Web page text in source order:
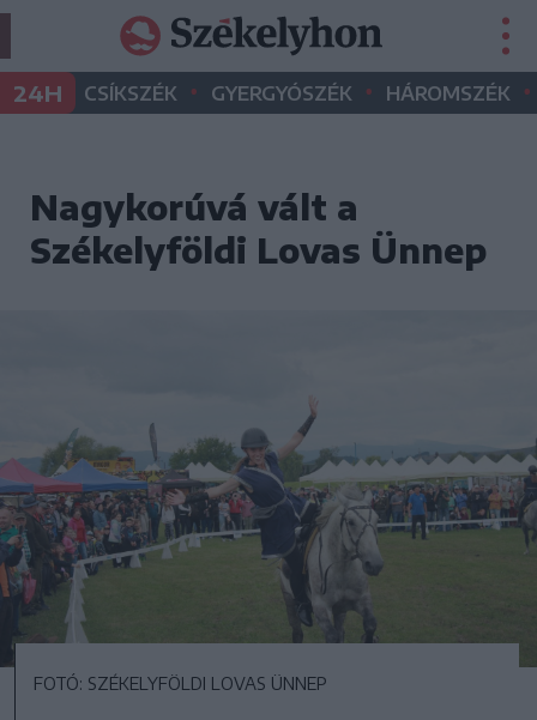
24H CSÍKSZÉK • GYERGYÓSZÉK • HÁROMSZÉK •
Nagykorúvá vált a
Székelyföldi Lovas Ünnep
FOTÓ: SZÉKELYFÖLDI LOVAS ÜNNEP